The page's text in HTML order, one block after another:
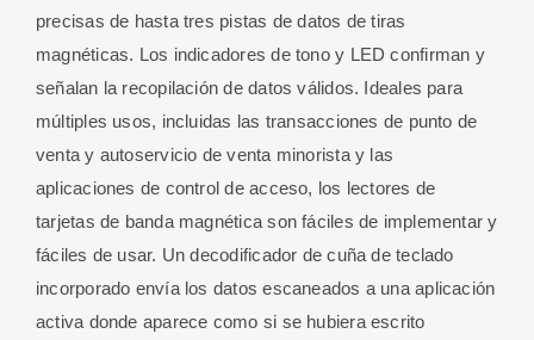
precisas de hasta tres pistas de datos de tiras
magnéticas. Los indicadores de tono y LED confirman y
señalan la recopilación de datos válidos. Ideales para
múltiples usos, incluidas las transacciones de punto de
venta y autoservicio de venta minorista y las
aplicaciones de control de acceso, los lectores de
tarjetas de banda magnética son fáciles de implementar y
fáciles de usar. Un decodificador de cuña de teclado
incorporado envía los datos escaneados a una aplicación
activa donde aparece como si se hubiera escrito